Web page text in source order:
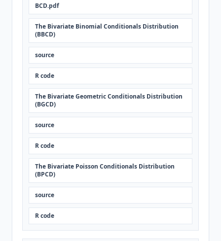
BCD.pdf
The Bivariate Binomial Conditionals Distribution
(BBCD)
source
R code
The Bivariate Geometric Conditionals Distribution
(BGCD)
source
R code
The Bivariate Poisson Conditionals Distribution
(BPCD)
source
R code